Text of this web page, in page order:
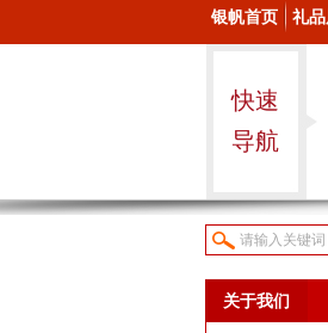
银帆首页 礼
快速
导航
关于我们